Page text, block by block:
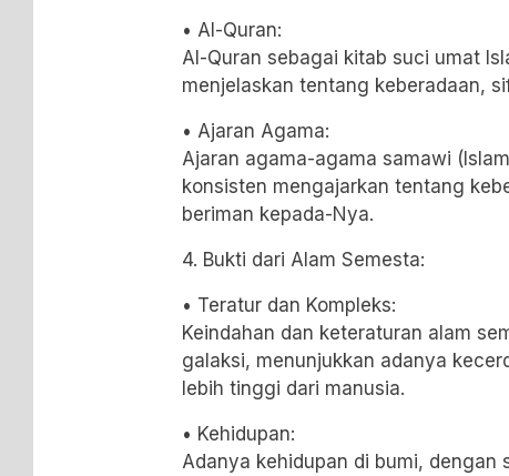
• Al-Quran:
Al-Quran sebagai kitab suci umat
menjelaskan tentang keberadaan,
• Ajaran Agama:
Ajaran agama-agama samawi
konsisten mengajarkan tentang
beriman kepada-Nya.
4. Bukti dari Alam Semesta:
• Teratur dan Kompleks:
Keindahan dan keteraturan alam
galaksi, menunjukkan adanya
lebih tinggi dari manusia.
• Kehidupan:
Adanya kehidupan di bumi, dengan